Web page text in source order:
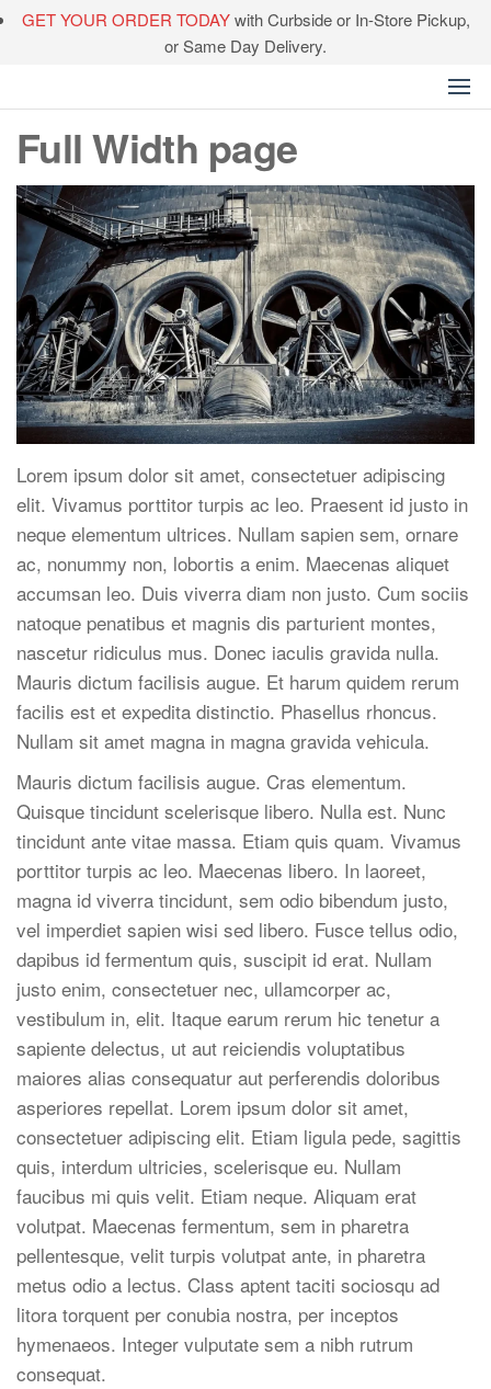
Skip
content
GET YOUR ORDER TODAYwith Curbside or In-Store Pickup,
or Same Day Delivery.
Bloomingdales
Full Width page
Lorem ipsum dolor sit amet, consectetuer adipiscing
elit. Vivamus porttitor turpis ac leo. Praesent id justo in
neque elementum ultrices. Nullam sapien sem, ornare
ac, nonummy non, lobortis a enim. Maecenas aliquet
accumsan leo. Duis viverra diam non justo. Cum sociis
natoque penatibus et magnis dis parturient montes,
nascetur ridiculus mus. Donec iaculis gravida nulla.
Mauris dictum facilisis augue. Et harum quidem rerum
facilis est et expedita distinctio. Phasellus rhoncus.
Nullam sit amet magna in magna gravida vehicula.
Mauris dictum facilisis augue. Cras elementum.
Quisque tincidunt scelerisque libero. Nulla est. Nunc
tincidunt ante vitae massa. Etiam quis quam. Vivamus
porttitor turpis ac leo. Maecenas libero. In laoreet,
magna id viverra tincidunt, sem odio bibendum justo,
vel imperdiet sapien wisi sed libero. Fusce tellus odio,
dapibus id fermentum quis, suscipit id erat. Nullam
justo enim, consectetuer nec, ullamcorper ac,
vestibulum in, elit. Itaque earum rerum hic tenetur a
sapiente delectus, ut aut reiciendis voluptatibus
maiores alias consequatur aut perferendis doloribus
asperiores repellat. Lorem ipsum dolor sit amet,
consectetuer adipiscing elit. Etiam ligula pede, sagittis
quis, interdum ultricies, scelerisque eu. Nullam
faucibus mi quis velit. Etiam neque. Aliquam erat
volutpat. Maecenas fermentum, sem in pharetra
pellentesque, velit turpis volutpat ante, in pharetra
metus odio a lectus. Class aptent taciti sociosqu ad
litora torquent per conubia nostra, per inceptos
hymenaeos. Integer vulputate sem a nibh rutrum
consequat.